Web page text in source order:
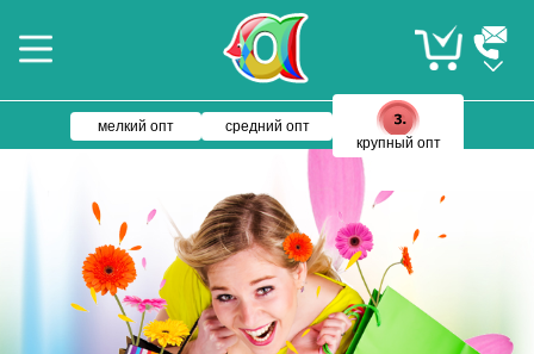
мелкий опт
средний опт
крупный опт